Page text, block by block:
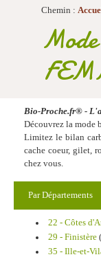
Chemin :
Bio-Proche.fr® -
Découvrez la mode
Limitez le bilan
cache coeur, gilet,
chez vous.
Par Départements
22 - Côtes
29 - Finistère
35 - Ille-et-